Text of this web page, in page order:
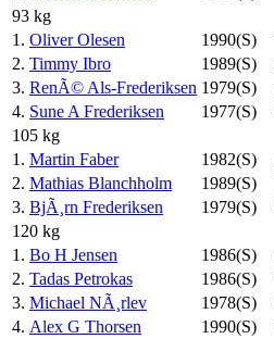
93 kg
1. Oliver Olesen 1990(S)
2. Timmy Ibro 1989(S)
3. RenÃ© Als-Frederiksen 1979(S)
4. Sune A Frederiksen 1977(S)
105 kg
1. Martin Faber 1982(S)
2. Mathias Blanchholm 1989(S)
3. BjÃ¸rn Frederiksen 1979(S)
120 kg
1. Bo H Jensen 1986(S)
2. Tadas Petrokas 1986(S)
3. Michael NÃ¸rlev 1978(S)
4. Alex G Thorsen 1990(S)